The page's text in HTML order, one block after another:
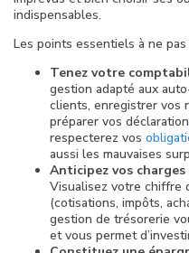
indispensables.
Les points essentiels à ne
Tenez votre
gestion adapté aux
clients, enregistrer vos
préparer vos
respecterez vos
aussi les mauvaises
Anticipez vos
Visualisez votre chiffre
(cotisations, impôts,
gestion de trésorerie
et vous permet